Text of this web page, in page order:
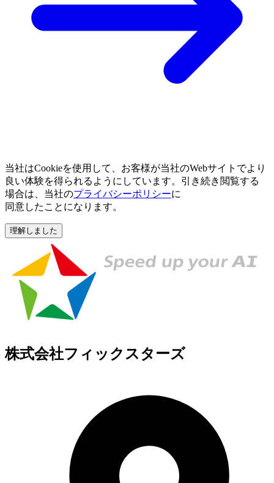
当社はCookieを使用して、 お客様が当社のWebサイトでより
良い体験を得られるように しています。 引き続き閲覧する
場合は、 当社のプライバシーポリシーに
同意したことになります。
理解しました
株式会社フィックスターズ